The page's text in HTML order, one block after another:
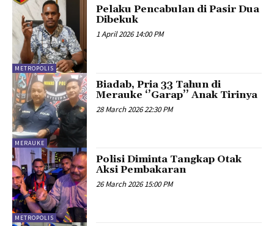
METROPOLIS
Pelaku Pencabulan di Pasir Dua
Dibekuk
1 April 2026 14:00 PM
MERAUKE
Biadab, Pria 33 Tahun di
Merauke ‘’Garap’’ Anak Tirinya
28 March 2026 22:30 PM
METROPOLIS
Polisi Diminta Tangkap Otak
Aksi Pembakaran
26 March 2026 15:00 PM